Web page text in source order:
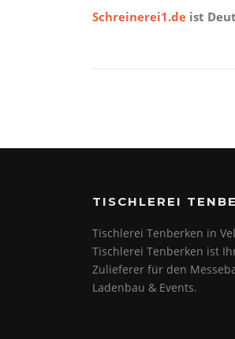
Schreinerei1.de ist
TISCHLEREI
Tischlerei Tenberken in
Tischlerei Tenberken ist
Zulieferer für den
Ladenbau & Events.